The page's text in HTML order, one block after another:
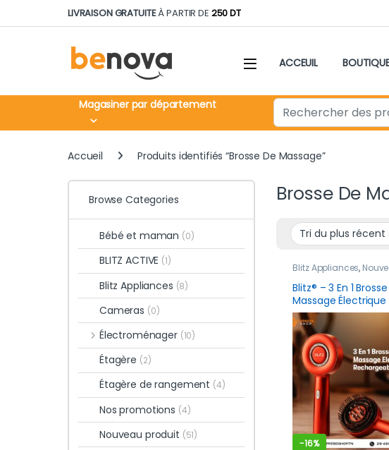
Skip to navigation
Skip to contentLIVRAISON GRATUITEÀ PARTIR DE 250 DT
ACCEUIL
Magasiner par département Search for:
Accueil Produits identifiés “Brosse De Massage”
Brosse De
Blitz Appliances,
produit, Outils pour
Blitz® – 3 En 1
Massage Électrique
Étanche Et
Rechargeable Pour
Relaxation Et
Croissance Des
Cheveux
-16%
Browse Categories
Bébé et maman (0)
BLITZ ACTIVE (1)
Blitz Appliances (8)
Cameras (0)
Électroménager (10)
Étagère (2)
Étagère de rangement (4)
Nos promotions (4)
Nouveau produit (51)